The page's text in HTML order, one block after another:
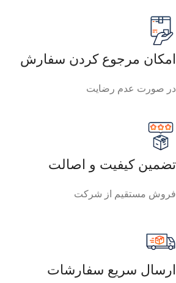
امکان مرجوع کردن سفارش
در صورت عدم رضایت
تضمین کیفیت و اصالت
فروش مستقیم از شرکت
ارسال سریع سفارشات